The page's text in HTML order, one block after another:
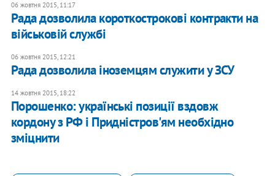
06 жовтня 2015, 11:17
Рада дозволила короткострокові контракти на
військовій службі
06 жовтня 2015, 12:21
Рада дозволила іноземцям служити у ЗСУ
14 жовтня 2015, 18:22
Порошенко: українські позиції вздовж
кордону з РФ і Придністров'ям необхідно
зміцнити